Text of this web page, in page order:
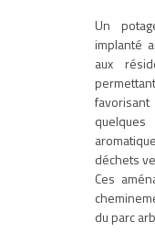
Un
implanté
aux
déchets
Ces
du parc